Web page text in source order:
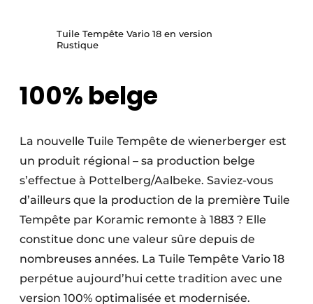
Tuile Tempête Vario 18 en version
Rustique
100% belge
La nouvelle Tuile Tempête de wienerberger est
un produit régional – sa production belge
s’effectue à Pottelberg/Aalbeke. Saviez-vous
d’ailleurs que la production de la première Tuile
Tempête par Koramic remonte à 1883 ? Elle
constitue donc une valeur sûre depuis de
nombreuses années. La Tuile Tempête Vario 18
perpétue aujourd’hui cette tradition avec une
version 100% optimalisée et modernisée.